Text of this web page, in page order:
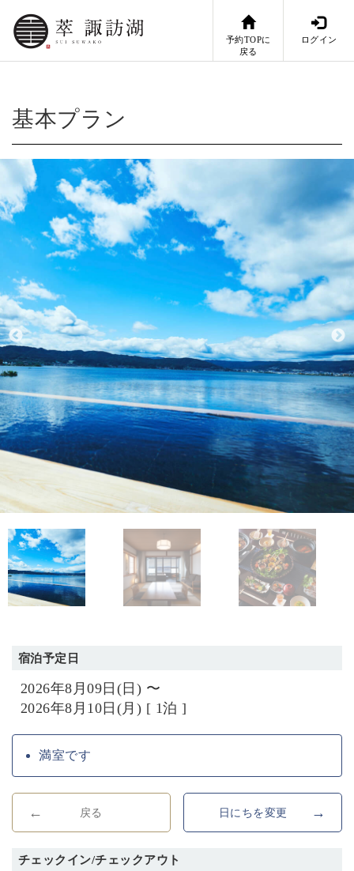
予約TOPに
戻る
ログイン
基本プラン
宿泊予定日
2026年8月09日(日) 〜
2026年8月10日(月) [ 1泊 ]
満室です
戻る 日にちを変更
チェックイン/チェックアウト